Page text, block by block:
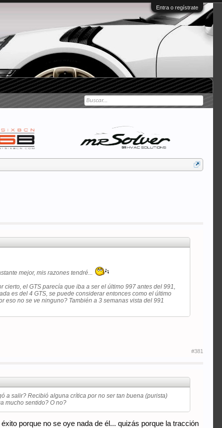
Entra o regístrate
mejor, mis razones tendré...
el GTS parecía que iba a ser el último 997 antes del 991,
es del 4 GTS, se puede considerar entonces como el último
eso no se ve ninguno? También a 3 semanas vista del 991
#381
a salir? Recibió alguna crítica por no ser tan buena (purista)
mucho sentido? O no?
porque no se oye nada de él... quizás porque la tracción